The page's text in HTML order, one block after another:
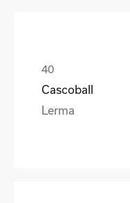
Cascoball
Lerma